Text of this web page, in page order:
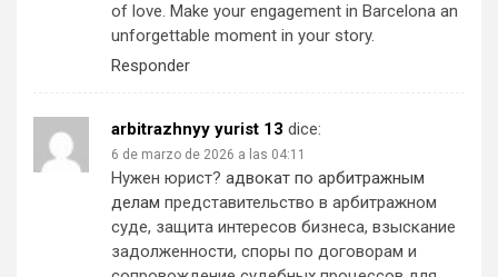
of love. Make your engagement in Barcelona an
unforgettable moment in your story.
Responder
arbitrazhnyy yurist 13 dice:
6 de marzo de 2026 a las 04:11
Нужен юрист? адвокат по арбитражным
делам представительство в арбитражном
суде, защита интересов бизнеса, взыскание
задолженности, споры по договорам и